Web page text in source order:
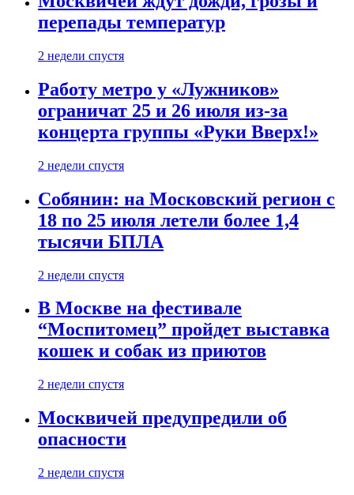
перепады температур
2 недели спустя
Работу метро у «Лужников»
ограничат 25 и 26 июля из-за
концерта группы «Руки Вверх!»
2 недели спустя
Собянин: на Московский регион с
18 по 25 июля летели более 1,4
тысячи БПЛА
2 недели спустя
В Москве на фестивале
“Моспитомец” пройдет выставка
кошек и собак из приютов
2 недели спустя
Москвичей предупредили об
опасности
2 недели спустя